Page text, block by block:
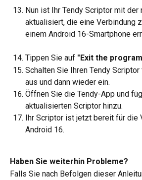
Nun ist Ihr Tendy Scriptor mit der
aktualisiert, die eine Verbindung
einem Android 16-Smartphone
Tippen Sie auf "Exit the
Schalten Sie Ihren Tendy
aus und dann wieder ein.
Öffnen Sie die Tendy-App und
aktualisierten Scriptor hinzu.
Ihr Scriptor ist jetzt bereit für die
Android 16.
Haben Sie weiterhin Probleme?
Falls Sie nach Befolgen dieser